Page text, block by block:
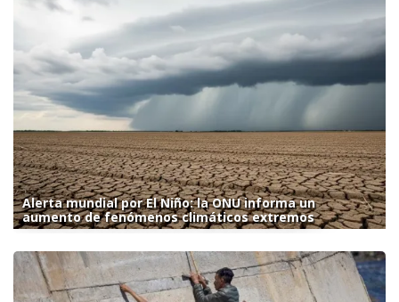
Alerta mundial por El Niño: la ONU informa un
aumento de fenómenos climáticos extremos